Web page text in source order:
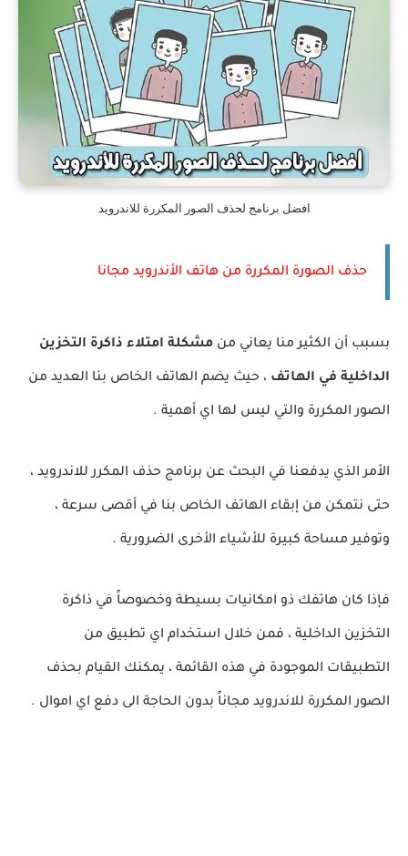
افضل برنامج لحذف الصور المكررة للاندرويد
حذف الصورة المكررة من هاتف الأندرويد مجانا
بسبب أن الكثير منا يعاني من مشكلة امتلاء ذاكرة التخزين
الداخلية في الهاتف ، حيث يضم الهاتف الخاص بنا العديد من
الصور المكررة والتي ليس لها اي أهمية .
الأمر الذي يدفعنا في البحث عن برنامج حذف المكرر للاندرويد ،
حتى نتمكن من إبقاء الهاتف الخاص بنا في أقصى سرعة ،
وتوفير مساحة كبيرة للأشياء الأخرى الضرورية .
فإذا كان هاتفك ذو امكانيات بسيطة وخصوصاً في ذاكرة
التخزين الداخلية ، فمن خلال استخدام اي تطبيق من
التطبيقات الموجودة في هذه القائمة ، يمكنك القيام بحذف
الصور المكررة للاندرويد مجاناً بدون الحاجة الى دفع اي اموال .